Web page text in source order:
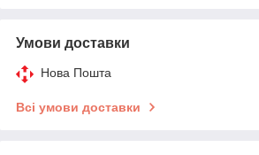
Умови доставки
Нова Пошта
Всі умови доставки